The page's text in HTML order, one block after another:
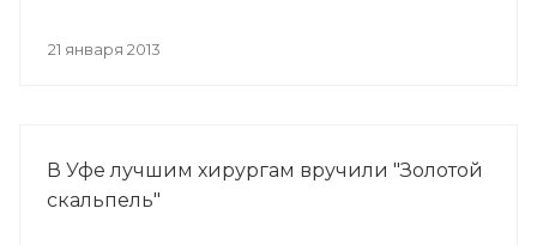
недостаточностью.
21 января 2013
В Уфе лучшим хирургам вручили "Золотой
скальпель"